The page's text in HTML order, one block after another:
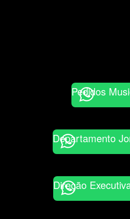
Pedidos
Departamento
Direção